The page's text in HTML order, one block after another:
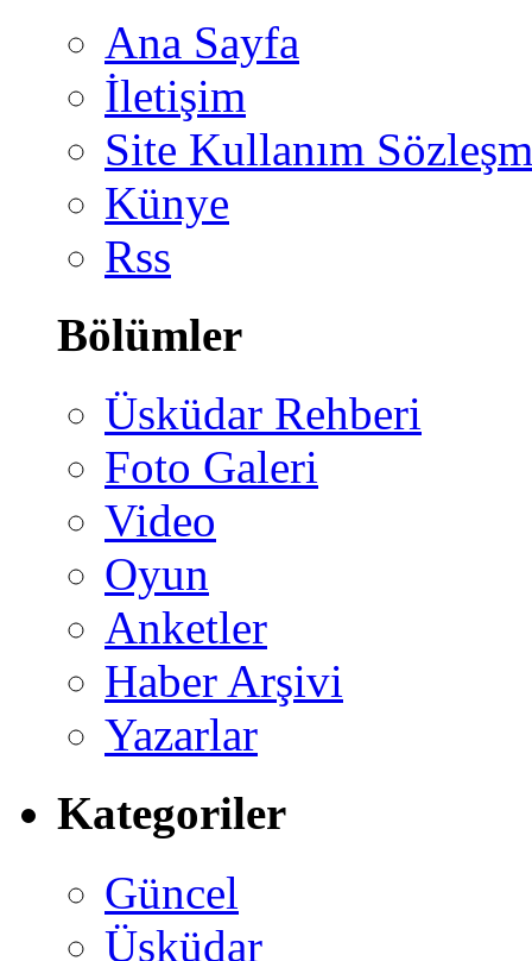
Ana Sayfa
İletişim
Site Kullanım
Künye
Rss
Bölümler
Üsküdar Rehberi
Foto Galeri
Video
Oyun
Anketler
Haber Arşivi
Yazarlar
Kategoriler
Güncel
Üsküdar